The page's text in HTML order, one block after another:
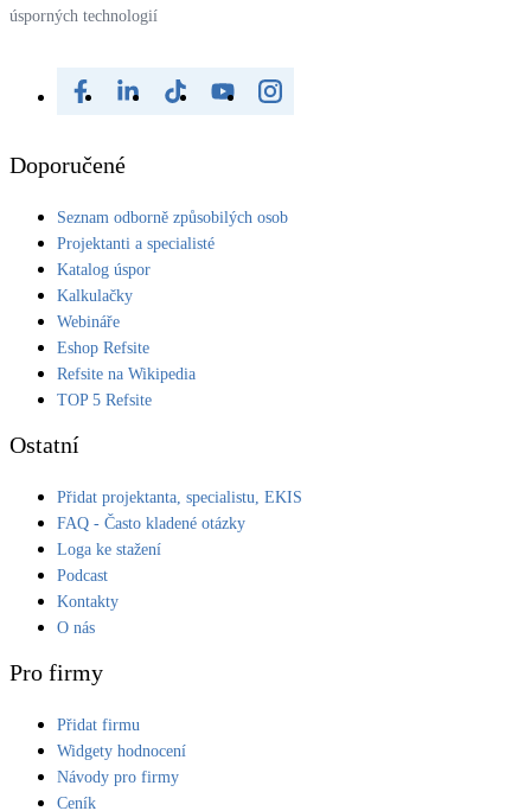
úsporných technologií
Doporučené
Seznam odborně způsobilých osob
Projektanti a specialisté
Katalog úspor
Kalkulačky
Webináře
Eshop Refsite
Refsite na Wikipedia
TOP 5 Refsite
Ostatní
Přidat projektanta, specialistu, EKIS
FAQ - Často kladené otázky
Loga ke stažení
Podcast
Kontakty
O nás
Pro firmy
Přidat firmu
Widgety hodnocení
Návody pro firmy
Ceník